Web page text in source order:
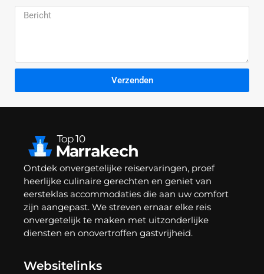
Verzenden
Ontdek onvergetelijke reiservaringen, proef
heerlijke culinaire gerechten en geniet van
eersteklas accommodaties die aan uw comfort
zijn aangepast. We streven ernaar elke reis
onvergetelijk te maken met uitzonderlijke
diensten en onovertroffen gastvrijheid.
Websitelinks